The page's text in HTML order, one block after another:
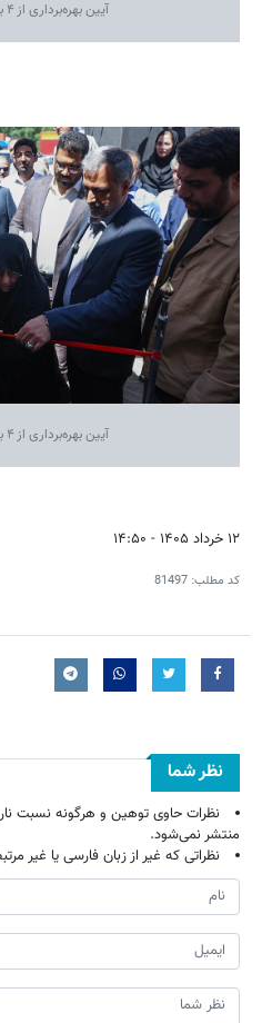
آیین بهره‌برداری از ۴ بازار میوه و تره‌بار
آیین بهره‌برداری از ۴ بازار میوه و تره‌بار
۱۲ خرداد ۱۴۰۵ - ۱۴:۵۰
کد مطلب: 81497
نظر شما
نظرات حاوی توهین و هرگونه نسبت
منتشر نمی‌شود.
نظراتی که غیر از زبان فارسی یا غیر